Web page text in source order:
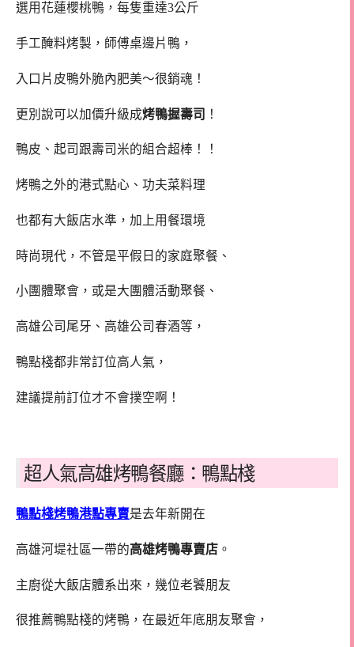
選用花蓮櫻桃鴨，每隻重達3公斤
手工醃料烤製，師傅桌邊片鴨，
入口片皮鴨外脆內肥美～很銷魂！
更別說可以加價升級成烤鴨握壽司 ！
鴨皮、起司跟壽司米的組合超棒！！
烤鴨之外的港式點心、功夫菜料理
也都有大飯店水準，加上用餐環境
時尚現代，不管是平假日的家庭聚餐、
小團體聚會，或是大團體活動聚餐、
高雄公司尾牙、高雄公司春酒等，
鴨點棧都非常訂位高人氣，
建議提前訂位才不會撲空啊！
超人氣高雄烤鴨餐廳：鴨點棧
鴨點棧烤鴨港點專賣是去年新開在
高雄河堤社區一帶的高雄烤鴨專賣店 。
主廚從大飯店體系出來，幾位老饕朋友
很推薦鴨點棧的烤鴨，在最近年底朋友聚會，